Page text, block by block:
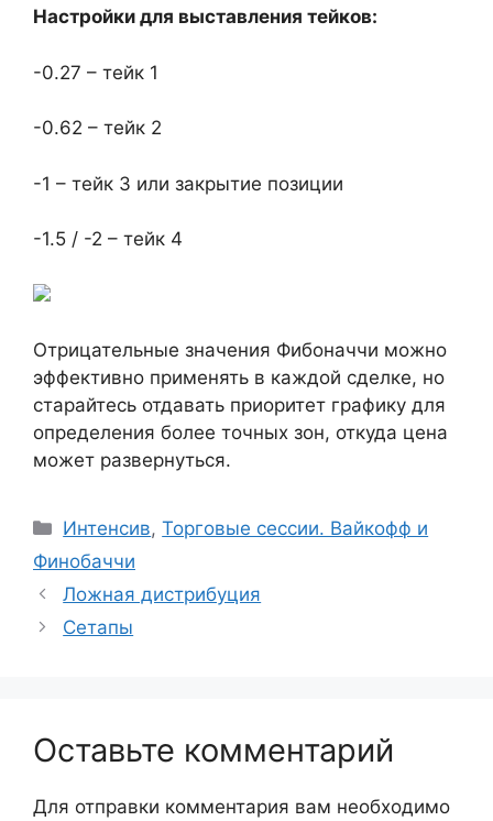
Настройки для выставления тейков:
-0.27 – тейк 1
-0.62 – тейк 2
-1 – тейк 3 или закрытие позиции
-1.5 / -2 – тейк 4
Отрицательные значения Фибоначчи можно
эффективно применять в каждой сделке, но
старайтесь отдавать приоритет графику для
определения более точных зон, откуда цена
может развернуться.
Рубрики
Интенсив,Торговые сессии. Вайкофф и
Финобаччи
Ложная дистрибуция
Сетапы
Оставьте комментарий
Для отправки комментария вам необходимо